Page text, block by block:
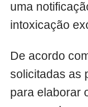
uma
intoxicação
De acordo
solicitadas as
para elaborar